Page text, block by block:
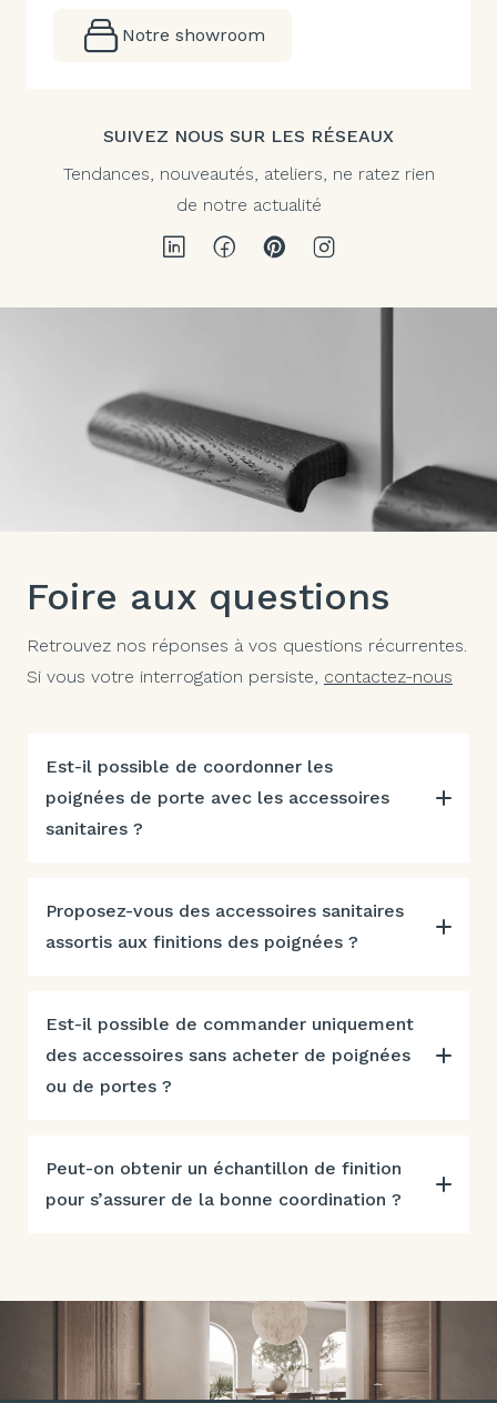
Notre showroom
SUIVEZ NOUS SUR LES RÉSEAUX
Tendances, nouveautés, ateliers, ne ratez rien
de notre actualité
Foire aux questions
Retrouvez nos réponses à vos questions récurrentes.
Si vous votre interrogation persiste, contactez-nous
Est-il possible de coordonner les
poignées de porte avec les accessoires
sanitaires ?
Proposez-vous des accessoires sanitaires
assortis aux finitions des poignées ?
Est-il possible de commander uniquement
des accessoires sans acheter de poignées
ou de portes ?
Peut-on obtenir un échantillon de finition
pour s’assurer de la bonne coordination ?